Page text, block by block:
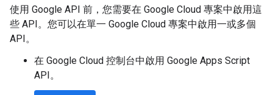
使用 Google API 前，您需要在 Google Cloud 專案中啟用這
些 API。您可以在單一 Google Cloud 專案中啟用一或多個
API。
在 Google Cloud 控制台中啟用 Google Apps Script
API。